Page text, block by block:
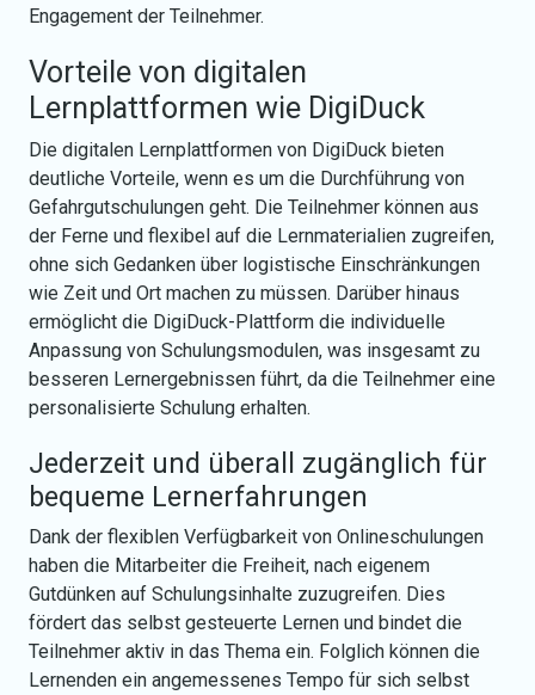
Engagement der Teilnehmer.
Vorteile von digitalen
Lernplattformen wie DigiDuck
Die digitalen Lernplattformen von DigiDuck bieten
deutliche Vorteile, wenn es um die Durchführung von
Gefahrgutschulungen geht. Die Teilnehmer können aus
der Ferne und flexibel auf die Lernmaterialien zugreifen,
ohne sich Gedanken über logistische Einschränkungen
wie Zeit und Ort machen zu müssen. Darüber hinaus
ermöglicht die DigiDuck-Plattform die individuelle
Anpassung von Schulungsmodulen, was insgesamt zu
besseren Lernergebnissen führt, da die Teilnehmer eine
personalisierte Schulung erhalten.
Jederzeit und überall zugänglich für
bequeme Lernerfahrungen
Dank der flexiblen Verfügbarkeit von Onlineschulungen
haben die Mitarbeiter die Freiheit, nach eigenem
Gutdünken auf Schulungsinhalte zuzugreifen. Dies
fördert das selbst gesteuerte Lernen und bindet die
Teilnehmer aktiv in das Thema ein. Folglich können die
Lernenden ein angemessenes Tempo für sich selbst